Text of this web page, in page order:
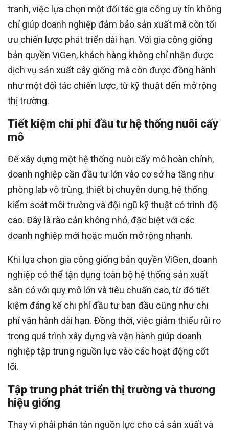
tranh, việc lựa chọn một đối tác gia công uy tín không
chỉ giúp doanh nghiệp đảm bảo sản xuất mà còn tối
ưu chiến lược phát triển dài hạn. Với gia công giống
bản quyền ViGen, khách hàng không chỉ nhận được
dịch vụ sản xuất cây giống mà còn được đồng hành
như một đối tác chiến lược, từ kỹ thuật đến mở rộng
thị trường.
Tiết kiệm chi phí đầu tư hệ thống nuôi cấy
mô
Để xây dựng một hệ thống nuôi cấy mô hoàn chỉnh,
doanh nghiệp cần đầu tư lớn vào cơ sở hạ tầng như
phòng lab vô trùng, thiết bị chuyên dụng, hệ thống
kiểm soát môi trường và đội ngũ kỹ thuật có trình độ
cao. Đây là rào cản không nhỏ, đặc biệt với các
doanh nghiệp mới hoặc muốn mở rộng nhanh.
Khi lựa chọn gia công giống bản quyền ViGen, doanh
nghiệp có thể tận dụng toàn bộ hệ thống sản xuất
sẵn có với quy mô lớn và tiêu chuẩn cao, từ đó tiết
kiệm đáng kể chi phí đầu tư ban đầu cũng như chi
phí vận hành dài hạn. Đồng thời, việc giảm thiểu rủi ro
trong quá trình xây dựng và vận hành giúp doanh
nghiệp tập trung nguồn lực vào các hoạt động cốt
lõi.
Tập trung phát triển thị trường và thương
hiệu giống
Thay vì phải phân tán nguồn lực cho cả sản xuất và